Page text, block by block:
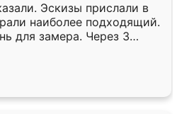
Эскизы прислали в
наиболее подходящий.
для замера. Через 3
уже готова. Остались
Спасибо Ренессанс
работу!